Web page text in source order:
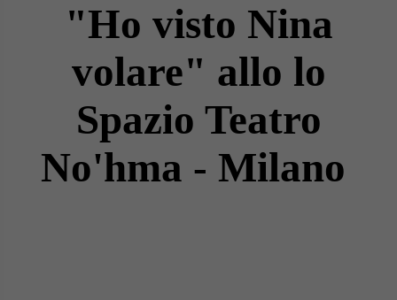
"Ho visto Nina
volare" allo lo
Spazio Teatro
No'hma - Milano